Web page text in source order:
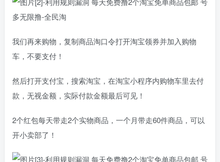
我们再来购物，复制商品淘口令打开淘宝领券并加入购物
车，不要支付！
然后打开支付宝，搜索淘宝，在淘宝小程序内购物车里去付
款，无视金额，实际付款金额最后可见！
2个红包每天带走2个实物商品，一个月带走60件商品，可以
开小卖部了！